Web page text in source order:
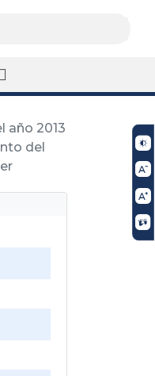
año 2013
del